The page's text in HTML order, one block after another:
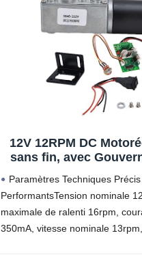
12V 12RPM DC
sans fin, avec
Autobloquant Inversé
Motoréducteur pour
Rotatif Serrure Porte
Paramètres Techniques
PerformantsTension nominale
maximale de ralenti 16rpm,
350mA, vitesse nominale